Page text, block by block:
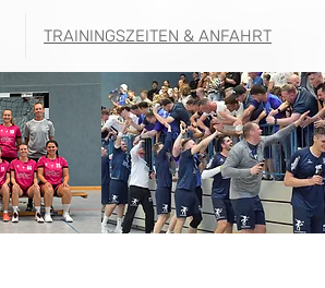
TRAININGSZEITEN & ANFAHRT